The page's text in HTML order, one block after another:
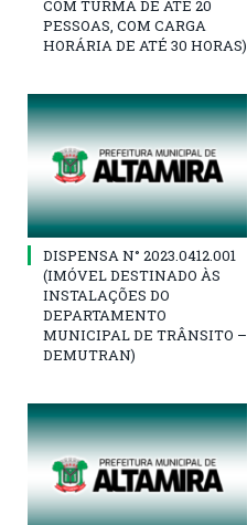
COM TURMA DE ATE 20
PESSOAS, COM CARGA
HORÁRIA DE ATÉ 30 HORAS)
DISPENSA N° 2023.0412.001
(IMÓVEL DESTINADO ÀS
INSTALAÇÕES DO
DEPARTAMENTO
MUNICIPAL DE TRÂNSITO –
DEMUTRAN)